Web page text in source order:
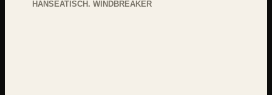
HANSEATISCH. WINDBREAKER